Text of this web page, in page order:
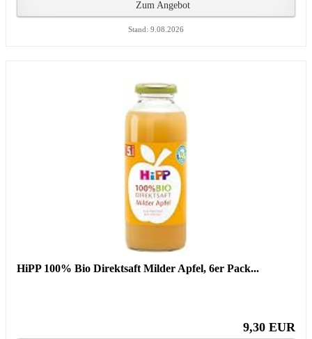
Zum Angebot
Stand: 9.08.2026
HiPP 100% Bio Direktsaft Milder Apfel, 6er Pack...
9,30 EUR